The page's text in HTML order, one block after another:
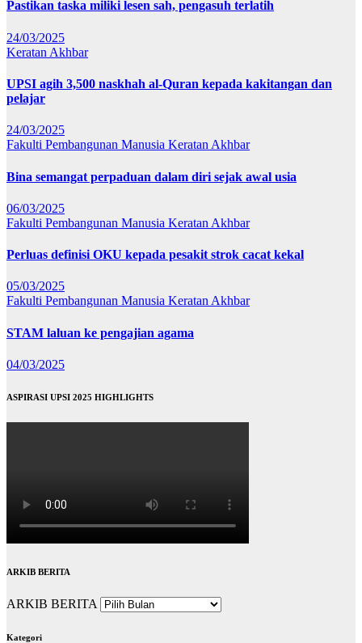
Pastikan taska miliki lesen sah, pengasuh terlatih
24/03/2025
Keratan Akhbar
UPSI agih 3,500 naskhah al-Quran kepada kakitangan dan
pelajar
24/03/2025
Fakulti Pembangunan Manusia Keratan Akhbar
Bina semangat perpaduan dalam diri sejak awal usia
06/03/2025
Fakulti Pembangunan Manusia Keratan Akhbar
Perluas definisi OKU kepada pesakit strok cacat kekal
05/03/2025
Fakulti Pembangunan Manusia Keratan Akhbar
STAM laluan ke pengajian agama
04/03/2025
ASPIRASI UPSI 2025 HIGHLIGHTS
ARKIB BERITA
ARKIB BERITA
Kategori